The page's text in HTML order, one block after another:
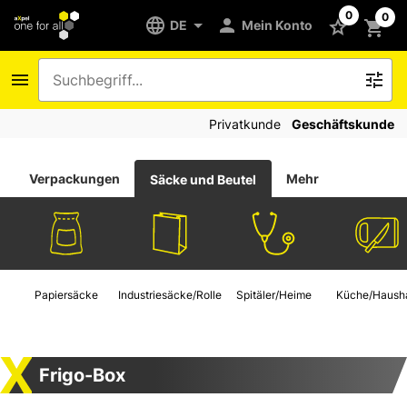
DE Mein Konto
0 0
Privatkunde Geschäftskunde
Verpackungen Säcke und Beutel Mehr
Papiersäcke Industriesäcke/Rollen Spitäler/Heime Küche/
Frigo-Box